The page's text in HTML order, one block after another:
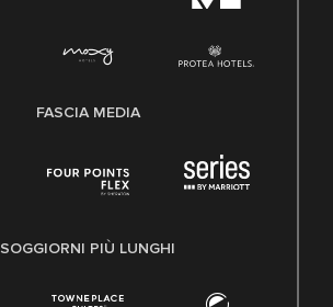
FASCIA MEDIA
SOGGIORNI PIÙ LUNGHI